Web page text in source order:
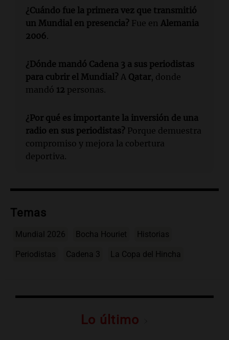
¿Cuándo fue la primera vez que transmitió
un Mundial en presencia? Fue en Alemania
2006.
¿Dónde mandó Cadena 3 a sus periodistas
para cubrir el Mundial? A Qatar, donde
mandó 12 personas.
¿Por qué es importante la inversión de una
radio en sus periodistas? Porque demuestra
compromiso y mejora la cobertura
deportiva.
Temas
Mundial 2026 Bocha Houriet Historias
Periodistas Cadena 3 La Copa del Hincha
Lo último